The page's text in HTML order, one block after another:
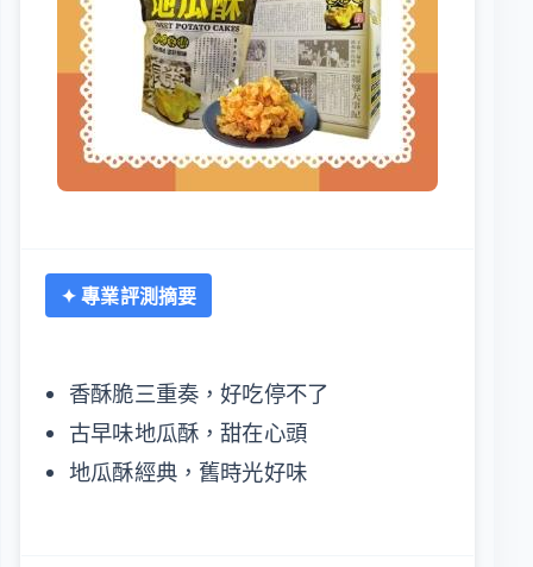
✦ 專業評測摘要
香酥脆三重奏，好吃停不了
古早味地瓜酥，甜在心頭
地瓜酥經典，舊時光好味